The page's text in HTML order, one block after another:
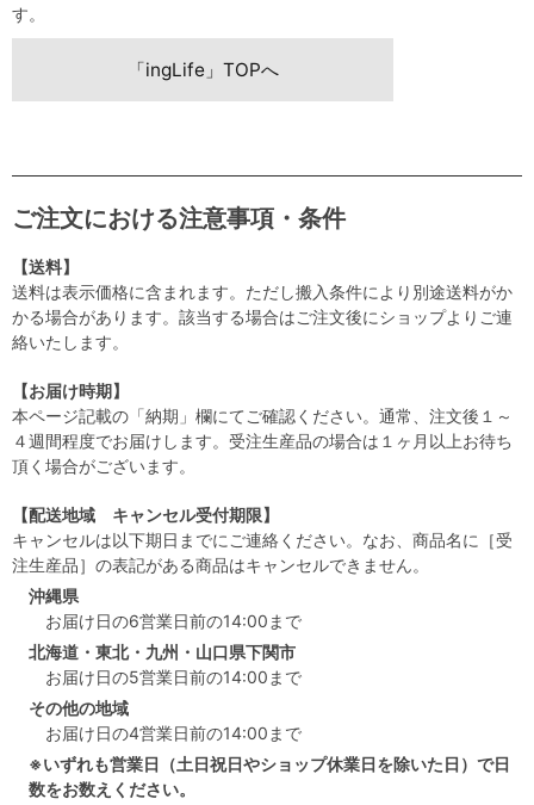
す。
「ingLife」TOPへ
ご注文における注意事項・条件
【送料】
送料は表示価格に含まれます。ただし搬入条件により別途送料がか
かる場合があります。該当する場合はご注文後にショップよりご連
絡いたします。
【お届け時期】
本ページ記載の「納期」欄にてご確認ください。通常、注文後１～
４週間程度でお届けします。受注生産品の場合は１ヶ月以上お待ち
頂く場合がございます。
【配送地域 キャンセル受付期限】
キャンセルは以下期日までにご連絡ください。なお、商品名に［受
注生産品］の表記がある商品はキャンセルできません。
沖縄県
お届け日の6営業日前の14:00まで
北海道・東北・九州・山口県下関市
お届け日の5営業日前の14:00まで
その他の地域
お届け日の4営業日前の14:00まで
※いずれも営業日（土日祝日やショップ休業日を除いた日）で日
数をお数えください。